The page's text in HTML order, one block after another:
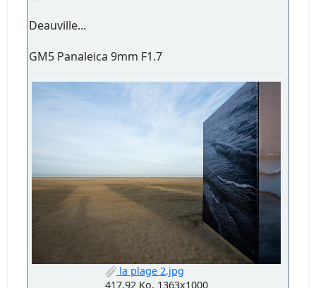
Deauville...
GM5 Panaleica 9mm F1.7
la plage 2.jpg
417.92 Ko, 1363x1000